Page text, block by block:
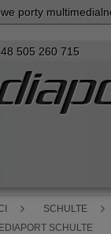
porty
505 260 715
SCHULTE
SCHULTE